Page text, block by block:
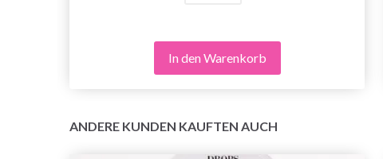
In den Warenkorb
ANDERE KUNDEN KAUFTEN AUCH